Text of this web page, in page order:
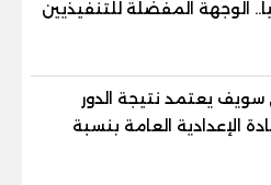
الوجهة المفضلة للتنفيذيين
لصناعة قادة
يعتمد نتيجة الدور
الإعدادية العامة بنسبة